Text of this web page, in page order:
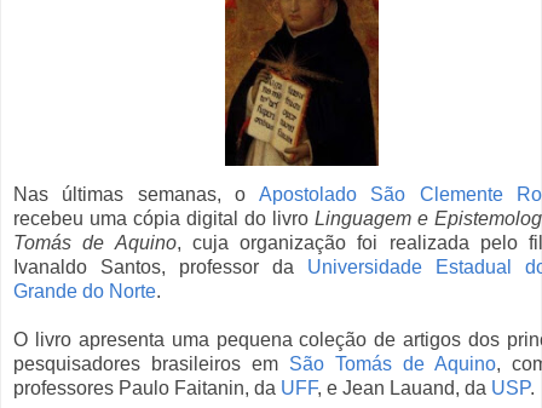
Nas últimas semanas, o Apostolado São Clemente
recebeu uma cópia digital do livro Linguagem e
Tomás de Aquino, cuja organização foi realizada pelo
Ivanaldo Santos, professor da Universidade Estadual
Grande do Norte.
O livro apresenta uma pequena coleção de artigos dos
pesquisadores brasileiros em São Tomás de Aquino,
professores Paulo Faitanin, da UFF, e Jean Lauand, da USP.